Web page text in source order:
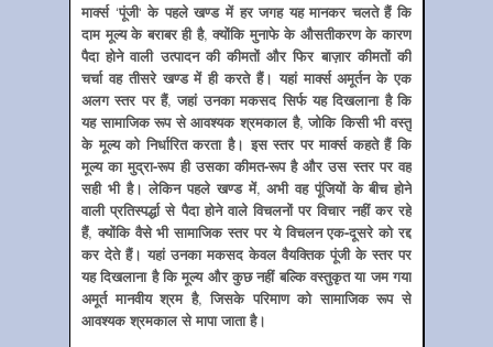
मार्क्‍स ‘पूंजी‘के पहले खण्‍ड में हर जगह यह मानकर चलते हैं कि
दाम मूल्‍य के बराबर ही है,क्‍योंकि मुनाफे के औसतीकरण के कारण
पैदा होने वाली उत्‍पादन की कीमतों और फिर बाज़ार कीमतों की
चर्चा वह तीसरे खण्‍ड में ही करते हैं। यहां मार्क्‍स अमूर्तन के एक
अलग स्‍तर पर हैं,जहां उनका मकसद सिर्फ यह दिखलाना है कि
यह सामाजिक रूप से आवश्‍यक श्रमकाल है,जोकि किसी भी वस्‍तु
के मूल्‍य को निर्धारित करता है। इस स्‍तर पर मार्क्‍स कहते हैं कि
मूल्‍य का मुद्रा-रूप ही उसका कीमत-रूप है और उस स्‍तर पर वह
सही भी है। लेकिन पहले खण्‍ड में, अभी वह पूंजियों के बीच होने
वाली प्रतिस्‍पर्द्धा से पैदा होने वाले विचलनों पर विचार नहीं कर रहे
हैं, क्‍योंकि वैसे भी सामाजिक स्‍तर पर ये विचलन एक-दूसरे को रद्द
कर देते हैं। यहां उनका मकसद केवल वैयक्तिक पूंजी के स्‍तर पर
यह दिखलाना है कि मूल्‍य और कुछ नहीं बल्कि वस्‍तुकृत या जम गया
अमूर्त मानवीय श्रम है,जिसके परिमाण को सामाजिक रूप से
आवश्‍यक श्रमकाल से मापा जाता है।